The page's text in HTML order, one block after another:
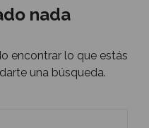
nada
encontrar lo que estás
una búsqueda.